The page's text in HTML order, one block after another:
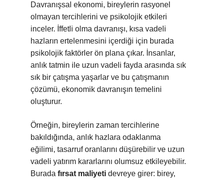
Davranışsal ekonomi, bireylerin rasyonel
olmayan tercihlerini ve psikolojik etkileri
inceler. İffetli olma davranışı, kısa vadeli
hazların ertelenmesini içerdiği için burada
psikolojik faktörler ön plana çıkar. İnsanlar,
anlık tatmin ile uzun vadeli fayda arasında sık
sık bir çatışma yaşarlar ve bu çatışmanın
çözümü, ekonomik davranışın temelini
oluşturur.
Örneğin, bireylerin zaman tercihlerine
bakıldığında, anlık hazlara odaklanma
eğilimi, tasarruf oranlarını düşürebilir ve uzun
vadeli yatırım kararlarını olumsuz etkileyebilir.
Burada fırsat maliyeti devreye girer: birey,